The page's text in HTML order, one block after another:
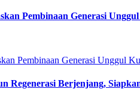
Pembinaan Generasi
Regenerasi Berjenjang,